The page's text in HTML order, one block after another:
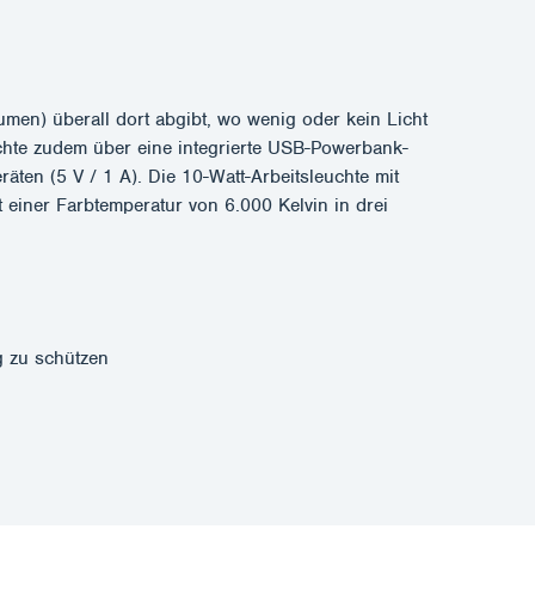
überall dort abgibt, wo wenig oder kein Licht
zudem über eine integrierte USB-Powerbank-
(5 V / 1 A). Die 10-Watt-Arbeitsleuchte mit
Farbtemperatur von 6.000 Kelvin in drei
zu schützen